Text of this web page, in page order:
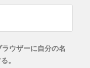
ウザーに自分の名
。